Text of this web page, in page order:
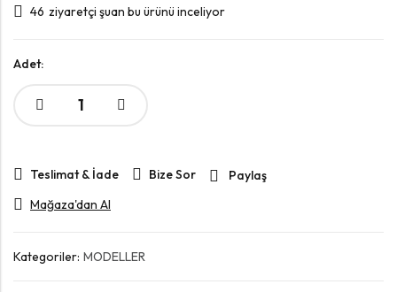
46 ziyaretçi şuan bu ürünü inceliyor
Adet:
Teslimat & İade Bize Sor
Paylaş
Mağaza'dan Al
Kategoriler: MODELLER